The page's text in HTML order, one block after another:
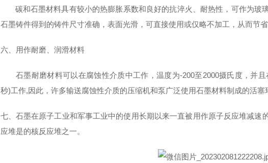
碳和石墨材料具有较小的热膨胀系数和良好的抗淬火、耐热性，可作为玻
石墨铸件得到的铸件尺寸准确，表面光滑，可直接使用或仅略不加工，从而节省
六、用作耐磨、润滑材料
石墨耐磨材料可以在腐蚀性介质中工作，温度为-200至2000摄氏度，并且
秒)工作,因此，许多输送腐蚀性介质的压缩机和泵广泛使用石墨材料制成的活
七、石墨在原子工业和军事工业中的使用长期以来一直被用作原子反应堆减速
应堆是的核反应堆之一。